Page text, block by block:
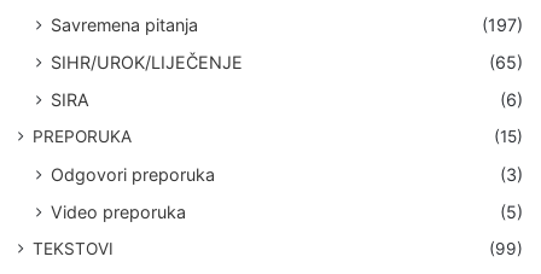
Savremena pitanja
(197)
SIHR/UROK/LIJEČENJE
(65)
SIRA
(6)
PREPORUKA (15)
Odgovori preporuka
(3)
Video preporuka
(5)
TEKSTOVI
(99)